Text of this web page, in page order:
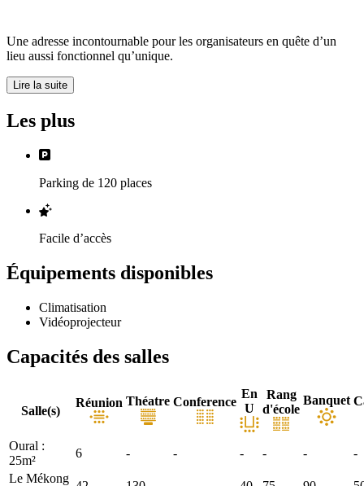
Une adresse incontournable pour les organisateurs en quête d’un
lieu aussi fonctionnel qu’unique.
Lire la suite
Les plus
Parking de 120 places
Facile d’accès
Équipements disponibles
Climatisation
Vidéoprojecteur
Capacités des salles
Salle(s)
Réunion Théatre Conference
En
U
Rang
d'école
Banquet
Oural :
25m²
6 - - - - -
-
Le Mékong